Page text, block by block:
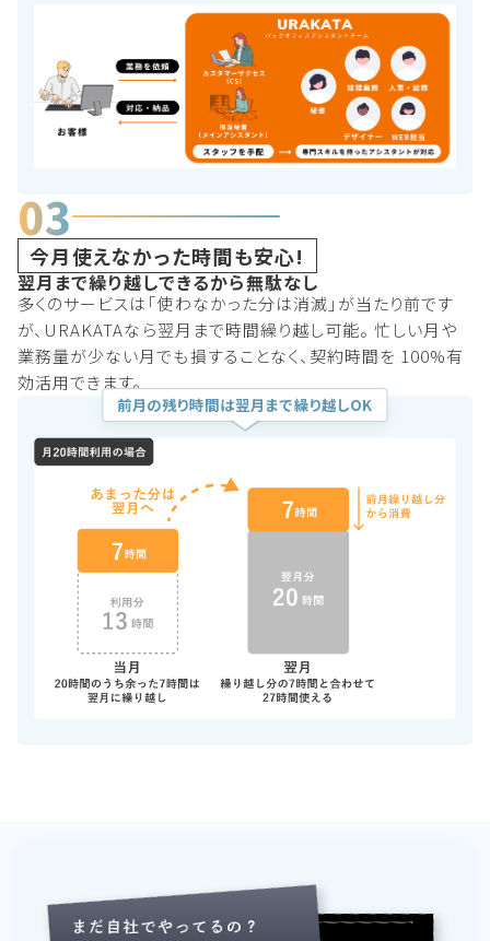
03
今月使えなかった時間も安心!
翌月まで繰り越しできるから無駄なし
多くのサービスは「使わなかった分は消滅」が当たり前です
が、URAKATAなら翌月まで時間繰り越し可能。 忙しい月や
業務量が少ない月でも損することなく、契約時間を 100%有
効活用できます。
前月の残り時間は翌月まで繰り越しOK